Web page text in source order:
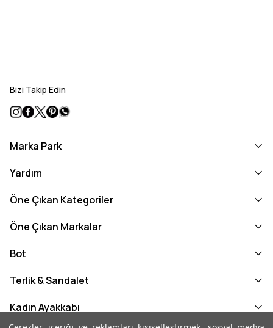
Bizi Takip Edin
Marka Park
Yardım
Öne Çıkan Kategoriler
Öne Çıkan Markalar
Bot
Terlik & Sandalet
Kadın Ayakkabı